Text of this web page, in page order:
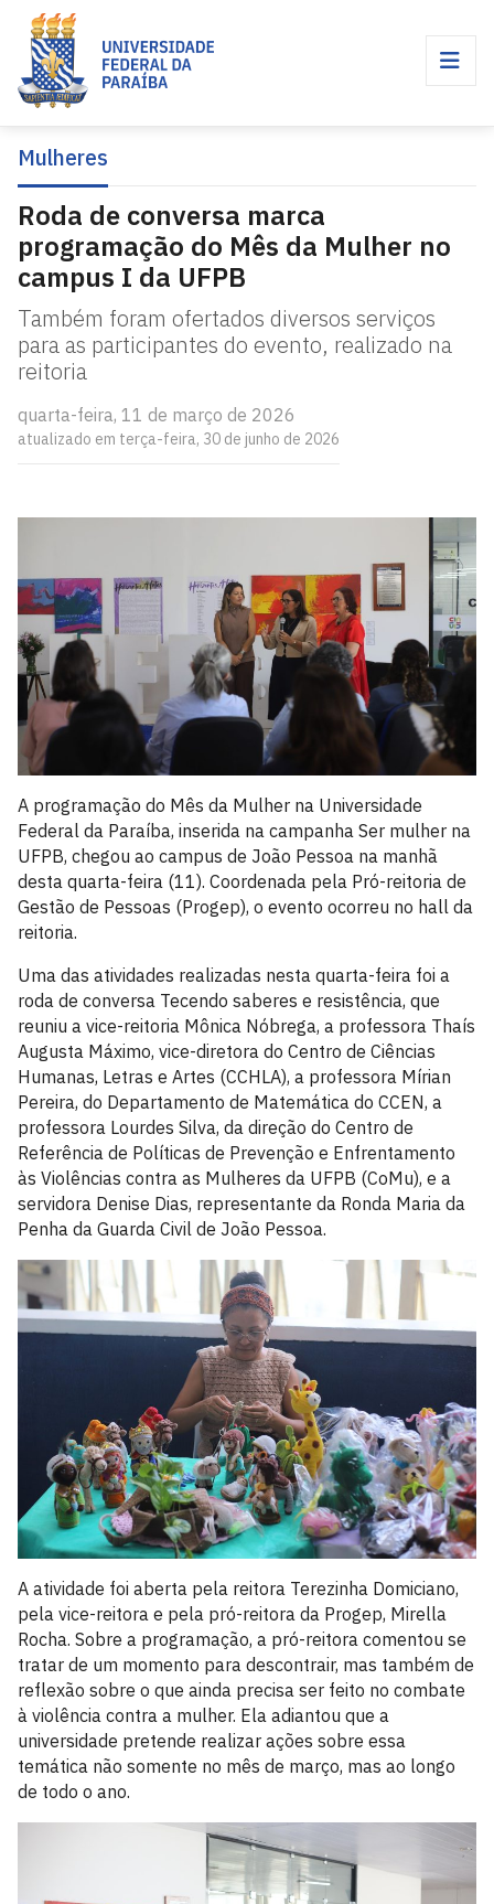
Mulheres
Roda de conversa marca
programação do Mês da Mulher no
campus I da UFPB
Também foram ofertados diversos serviços
para as participantes do evento, realizado na
reitoria
quarta-feira, 11 de março de 2026
atualizado em terça-feira, 30 de junho de 2026
A programação do Mês da Mulher na Universidade
Federal da Paraíba, inserida na campanha Ser mulher na
UFPB, chegou ao campus de João Pessoa na manhã
desta quarta-feira (11). Coordenada pela Pró-reitoria de
Gestão de Pessoas (Progep), o evento ocorreu no hall da
reitoria.
Uma das atividades realizadas nesta quarta-feira foi a
roda de conversa Tecendo saberes e resistência, que
reuniu a vice-reitoria Mônica Nóbrega, a professora Thaís
Augusta Máximo, vice-diretora do Centro de Ciências
Humanas, Letras e Artes (CCHLA), a professora Mírian
Pereira, do Departamento de Matemática do CCEN, a
professora Lourdes Silva, da direção do Centro de
Referência de Políticas de Prevenção e Enfrentamento
às Violências contra as Mulheres da UFPB (CoMu), e a
servidora Denise Dias, representante da Ronda Maria da
Penha da Guarda Civil de João Pessoa.
A atividade foi aberta pela reitora Terezinha Domiciano,
pela vice-reitora e pela pró-reitora da Progep, Mirella
Rocha. Sobre a programação, a pró-reitora comentou se
tratar de um momento para descontrair, mas também de
reflexão sobre o que ainda precisa ser feito no combate
à violência contra a mulher. Ela adiantou que a
universidade pretende realizar ações sobre essa
temática não somente no mês de março, mas ao longo
de todo o ano.